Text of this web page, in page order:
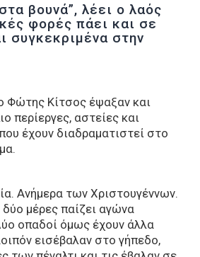
βουνά”, λέει ο λαός
φορές πάει και σε
συγκεκριμένα στην
Φώτης Κίτσος έψαξαν και
περίεργες, αστείες και
έχουν διαδραματιστεί στο
Ανήμερα των Χριστουγέννων.
μέρες παίζει αγώνα
οπαδοί όμως έχουν άλλα
εισέβαλαν στο γήπεδο,